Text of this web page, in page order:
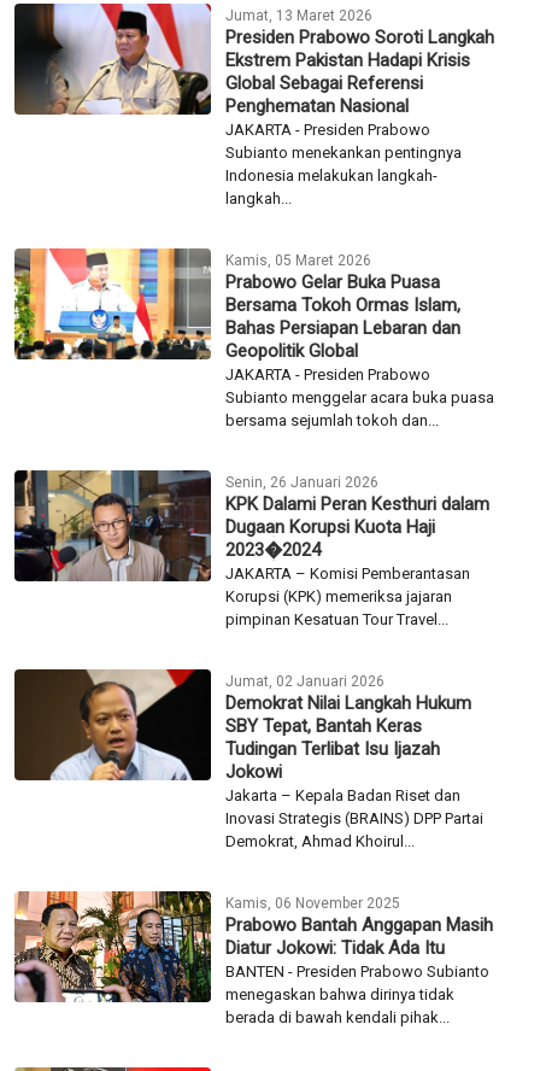
Jumat, 13 Maret 2026
Presiden Prabowo Soroti Langkah
Ekstrem Pakistan Hadapi Krisis
Global Sebagai Referensi
Penghematan Nasional
JAKARTA - Presiden Prabowo
Subianto menekankan pentingnya
Indonesia melakukan langkah-
langkah...
Kamis, 05 Maret 2026
Prabowo Gelar Buka Puasa
Bersama Tokoh Ormas Islam,
Bahas Persiapan Lebaran dan
Geopolitik Global
JAKARTA - Presiden Prabowo
Subianto menggelar acara buka puasa
bersama sejumlah tokoh dan...
Senin, 26 Januari 2026
KPK Dalami Peran Kesthuri dalam
Dugaan Korupsi Kuota Haji
2023�2024
JAKARTA – Komisi Pemberantasan
Korupsi (KPK) memeriksa jajaran
pimpinan Kesatuan Tour Travel...
Jumat, 02 Januari 2026
Demokrat Nilai Langkah Hukum
SBY Tepat, Bantah Keras
Tudingan Terlibat Isu Ijazah
Jokowi
Jakarta – Kepala Badan Riset dan
Inovasi Strategis (BRAINS) DPP Partai
Demokrat, Ahmad Khoirul...
Kamis, 06 November 2025
Prabowo Bantah Anggapan Masih
Diatur Jokowi: Tidak Ada Itu
BANTEN - Presiden Prabowo Subianto
menegaskan bahwa dirinya tidak
berada di bawah kendali pihak...